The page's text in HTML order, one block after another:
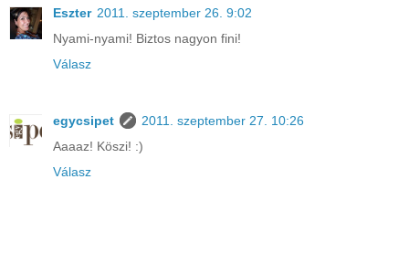
Eszter 2011. szeptember 26. 9:02
Nyami-nyami! Biztos nagyon fini!
Válasz
egycsipet
2011. szeptember 27. 10:26
Aaaaz! Köszi! :)
Válasz